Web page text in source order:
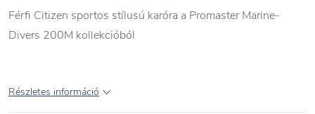
Férfi Citizen sportos stílusú karóra a Promaster Marine-
Divers 200M kollekcióból
Részletes információ